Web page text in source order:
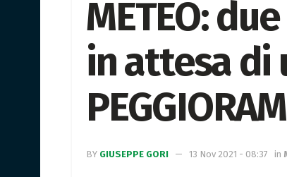
METEO:
in attesa di
BY GIUSEPPE GORI 13 Nov 2021 - 08:37 in